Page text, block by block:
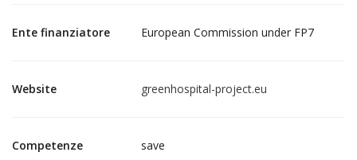
Ente finanziatore European Commission under FP7
Website greenhospital-project.eu
Competenze save